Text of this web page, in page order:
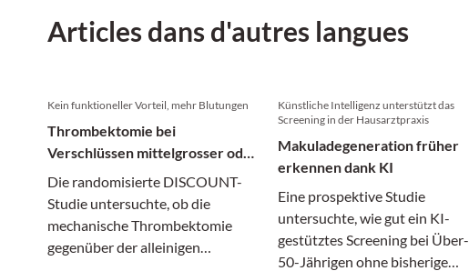
Articles dans d'autres langues
Kein funktioneller Vorteil, mehr Blutungen
Thrombektomie bei
Verschlüssen mittelgrosser oder
peripher gelegener Hirnarterien
Die randomisierte DISCOUNT-
Studie untersuchte, ob die
mechanische Thrombektomie
gegenüber der alleinigen
Künstliche Intelligenz unterstützt das
Screening in der Hausarztpraxis
Makuladegeneration früher
erkennen dank KI
Eine prospektive Studie
untersuchte, wie gut ein KI-
gestütztes Screening bei Über-
50-Jährigen ohne bisherige